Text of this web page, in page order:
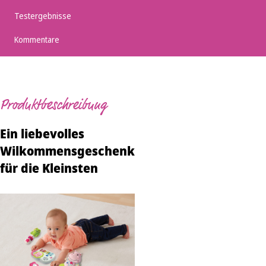
Testergebnisse
Kommentare
Produktbeschreibung
Ein liebevolles
Wilkommensgeschenk
für die Kleinsten